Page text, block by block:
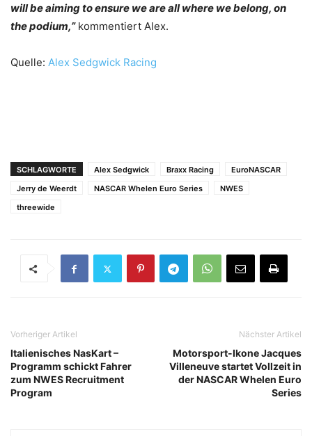
will be aiming to ensure we are all where we belong, on
the podium,”kommentiert Alex.
Quelle: Alex Sedgwick Racing
SCHLAGWORTE Alex Sedgwick Braxx Racing
EuroNASCAR
Jerry de Weerdt
NASCAR Whelen Euro Series
NWES
threewide
Vorheriger Artikel
Italienisches NasKart –
Programm schickt Fahrer
zum NWES Recruitment
Program
Nächster Artikel
Motorsport-Ikone Jacques
Villeneuve startet Vollzeit in
der NASCAR Whelen Euro
Series